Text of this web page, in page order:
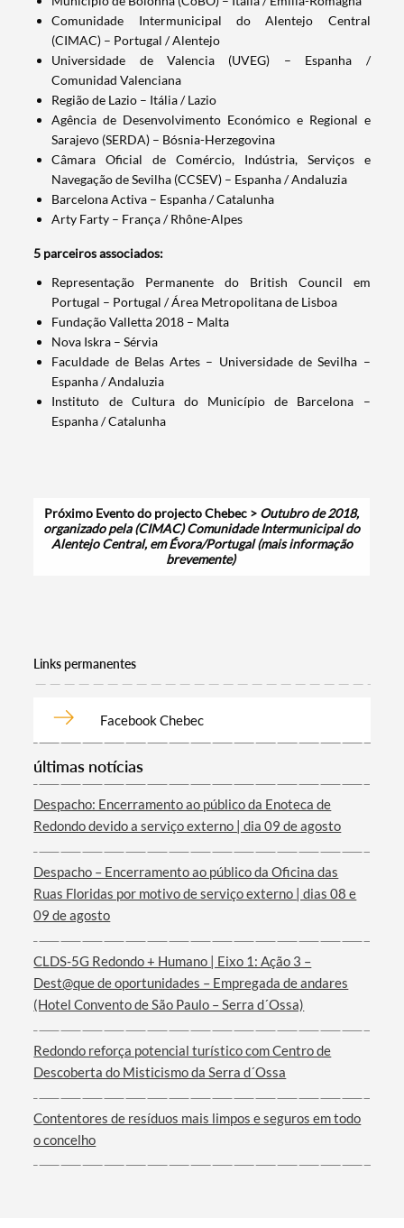
Termo de Pesquisa
Categorias gerais
Filtros
Comunidade Intermunicipal do Alentejo Central
(CIMAC) – Portugal / Alentejo
Universidade de Valencia (UVEG) – Espanha /
Comunidad Valenciana
Região de Lazio – Itália / Lazio
Agência de Desenvolvimento Económico e Regional e
Sarajevo (SERDA) – Bósnia-Herzegovina
Câmara Oficial de Comércio, Indústria, Serviços e
Navegação de Sevilha (CCSEV) – Espanha / Andaluzia
Barcelona Activa – Espanha / Catalunha
Arty Farty – França / Rhône-Alpes
​5 parceiros associados:
Representação Permanente do British Council em
Portugal – Portugal / Área Metropolitana de Lisboa
Fundação Valletta 2018 – Malta
Nova Iskra – Sérvia
Faculdade de Belas Artes – Universidade de Sevilha –
Espanha / Andaluzia
Instituto de Cultura do Município de Barcelona –
Espanha / Catalunha
Próximo Evento do projecto Chebec > Outubro de 2018,
organizado pela (CIMAC) Comunidade Intermunicipal do
Alentejo Central, em Évora/Portugal (mais informação
brevemente)
Links permanentes
Facebook Chebec
últimas notícias
Despacho: Encerramento ao público da Enoteca de
Redondo devido a serviço externo | dia 09 de agosto
Despacho – Encerramento ao público da Oficina das
Ruas Floridas por motivo de serviço externo | dias 08 e
09 de agosto
CLDS-5G Redondo + Humano | Eixo 1: Ação 3 –
Dest@que de oportunidades – Empregada de andares
(Hotel Convento de São Paulo – Serra d´Ossa)
Redondo reforça potencial turístico com Centro de
Descoberta do Misticismo da Serra d´Ossa
Contentores de resíduos mais limpos e seguros em todo
o concelho